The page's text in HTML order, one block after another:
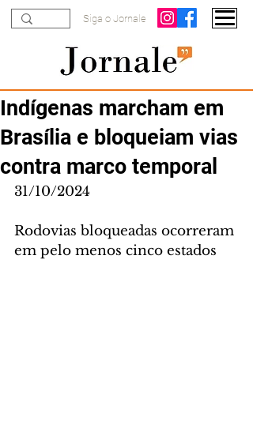
Siga o Jornale
Indígenas marcham em
Brasília e bloqueiam vias
contra marco temporal
31/10/2024
Rodovias bloqueadas ocorreram
em pelo menos cinco estados